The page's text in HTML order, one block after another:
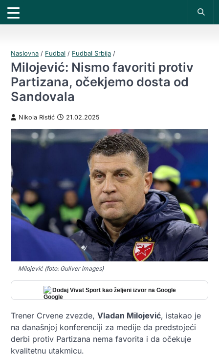
Naslovna / Fudbal / Fudbal Srbija /
Milojević: Nismo favoriti protiv
Partizana, očekjemo dosta od
Sandovala
Nikola Ristić 21.02.2025
Milojević (foto: Guliver images)
Dodaj Vivat Sport kao željeni izvor na Google
Trener Crvene zvezde, Vladan Milojević, istakao je
na današnjoj konferenciji za medije da predstojeći
derbi protiv Partizana nema favorita i da očekuje
kvalitetnu utakmicu.